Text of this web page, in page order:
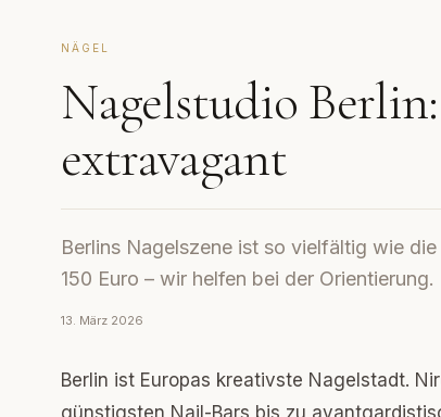
NÄGEL
Nagelstudio
extravagant
Berlins Nagelszene ist so vielfältig wie
150 Euro – wir helfen bei der Orientierung.
13. März 2026
Berlin ist Europas kreativste Nagelstadt.
günstigsten Nail-Bars bis zu